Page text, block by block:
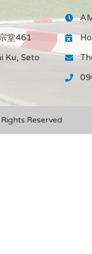
堂461
Ku, Seto
Reserved